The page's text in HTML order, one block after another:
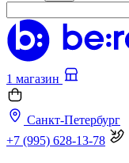
1 магазин
Санкт-Петербург
+7 (995) 628-13-78